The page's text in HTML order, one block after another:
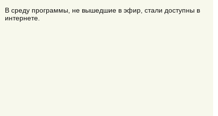
В среду программы, не вышедшие в эфир, стали доступны в
интернете.